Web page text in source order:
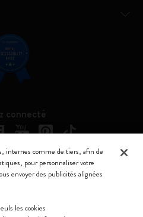
connecté
de Moleskine Srl a socio unico
- REA MI 1945400 - Cap.
internes comme de tiers, afin de
pour personnaliser votre
envoyer des publicités alignées
les cookies